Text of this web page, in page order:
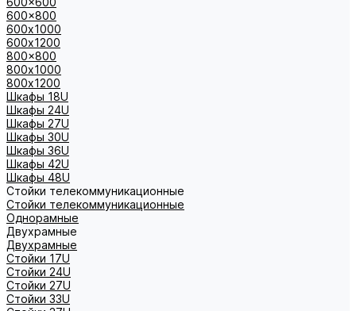
600x800
600х1000
600х1200
800x800
800х1000
800х1200
Шкафы 18U
Шкафы 24U
Шкафы 27U
Шкафы 30U
Шкафы 36U
Шкафы 42U
Шкафы 48U
Стойки телекоммуникационные
Стойки телекоммуникационные
Однорамные
Двухрамные
Двухрамные
Стойки 17U
Стойки 24U
Стойки 27U
Стойки 33U